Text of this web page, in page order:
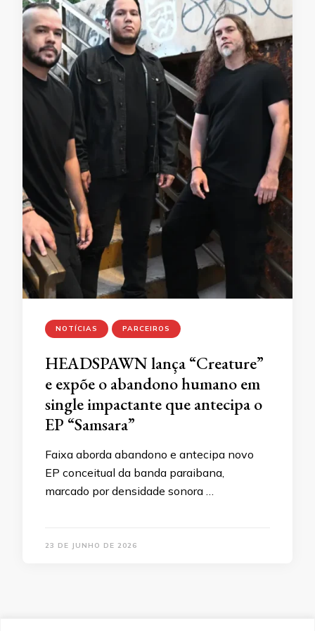
NOTÍCIAS PARCEIROS
HEADSPAWN lança “Creature”
e expõe o abandono humano em
single impactante que antecipa o
EP “Samsara”
Faixa aborda abandono e antecipa novo
EP conceitual da banda paraibana,
marcado por densidade sonora …
23 DE JUNHO DE 2026